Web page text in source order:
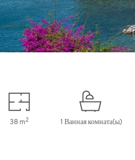
38 m2 1 Ванная комната(ы)